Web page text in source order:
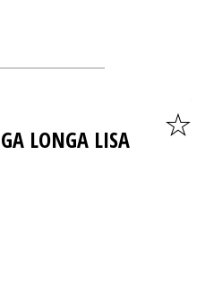
LONGA LISA